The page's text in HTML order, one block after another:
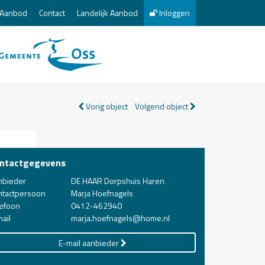
Aanbod Contact Landelijk Aanbod Inloggen
Vorig object Volgend object
DE HAAR Dorpshuis Haren
Marja Hoefnagels
0412-462940
marja.hoefnagels@home.nl
E-mail aanbieder